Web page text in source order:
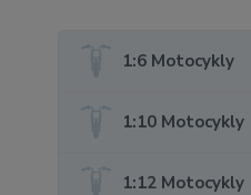
1:6 Motocykly
1:10 Motocykly
1:12 Motocykly